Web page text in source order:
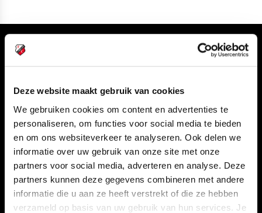
Deze website maakt gebruik van cookies
We gebruiken cookies om content en advertenties te
personaliseren, om functies voor social media te bieden
en om ons websiteverkeer te analyseren. Ook delen we
informatie over uw gebruik van onze site met onze
partners voor social media, adverteren en analyse. Deze
partners kunnen deze gegevens combineren met andere
informatie die u aan ze heeft verstrekt of die ze hebben
verzameld op basis van uw gebruik van hun services. Je
Volg ons ook via
Navigeer naar
CLUB
TEAMS
STADION
SUPPORTERS
FOUNDATION
KAARTVERKOOP
BUSINESS